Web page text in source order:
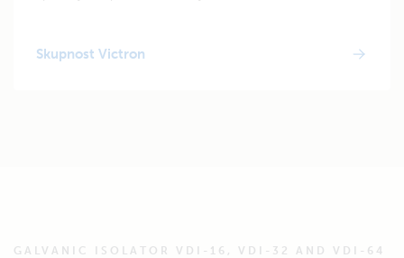
Skupnost Victron
GALVANIC ISOLATOR VDI-16, VDI-32 AND VDI-64